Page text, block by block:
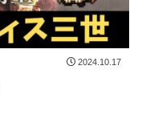
2024.10.17